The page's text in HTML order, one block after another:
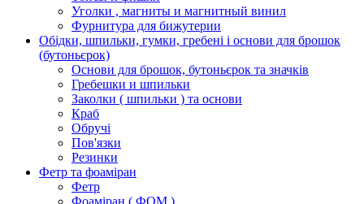
Уголки , магниты и магнитный винил
Фурнитура для бижутерии
Обідки, шпильки, гумки, гребені і основи для брошок
(бутоньєрок)
Основи для брошок, бутоньєрок та значків
Гребешки и шпильки
Заколки ( шпильки ) та основи
Краб
Обручі
Пов'язки
Резинки
Фетр та фоаміран
Фетр
Фоаміран ( ФОМ )